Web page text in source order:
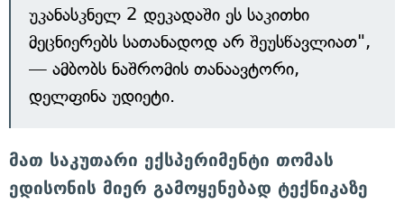
უკანასკნელ 2 დეკადაში ეს საკითხი
მეცნიერებს სათანადოდ არ შეუსწავლიათ",
— ამბობს ნაშრომის თანაავტორი,
დელფინა უდიეტი.
მათ საკუთარი ექსპერიმენტი თომას
ედისონის მიერ გამოყენებად ტექნიკაზე